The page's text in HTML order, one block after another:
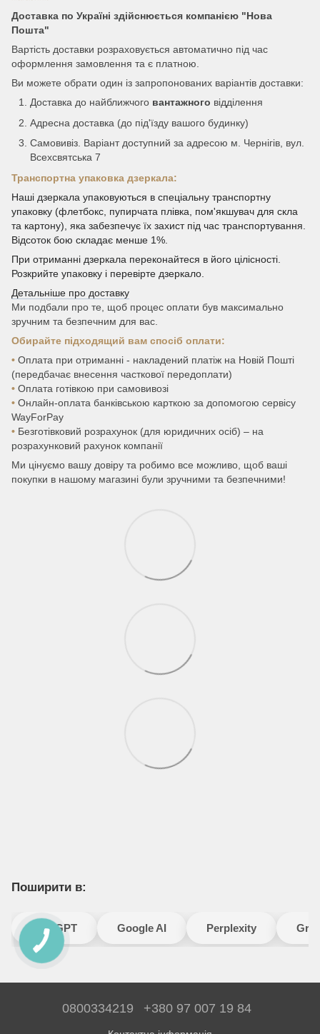
Доставка по Україні здійснюється компанією "Нова
Пошта"
Вартість доставки розраховується автоматично під час
оформлення замовлення та є платною.
Ви можете обрати один із запропонованих варіантів доставки:
Доставка до найближчого вантажного відділення
Адресна доставка (до під'їзду вашого будинку)
Самовивіз. Варіант доступний за адресою м. Чернігів, вул.
Всехсвятська 7
Транспортна упаковка дзеркала:
Наші дзеркала упаковуються в спеціальну транспортну
упаковку (флетбокс, пупирчата плівка, пом'якшувач для скла
та картону), яка забезпечує їх захист під час транспортування.
Відсоток бою складає менше 1%.
При отриманні дзеркала переконайтеся в його цілісності.
Розкрийте упаковку і перевірте дзеркало.
Детальніше про доставку
Ми подбали про те, щоб процес оплати був максимально
зручним та безпечним для вас.
Обирайте підходящий вам спосіб оплати:
• Оплата при отриманні - накладений платіж на Новій Пошті
(передбачає внесення часткової передоплати)
• Оплата готівкою при самовивозі
• Онлайн-оплата банківською карткою за допомогою сервісу
WayForPay
• Безготівковий розрахунок (для юридичних осіб) – на
розрахунковий рахунок компанії
Ми цінуємо вашу довіру та робимо все можливо, щоб ваші
покупки в нашому магазині були зручними та безпечними!
Поширити в:
ChatGPT Google AI Perplexity
0800334219 +380 97 007 19 84